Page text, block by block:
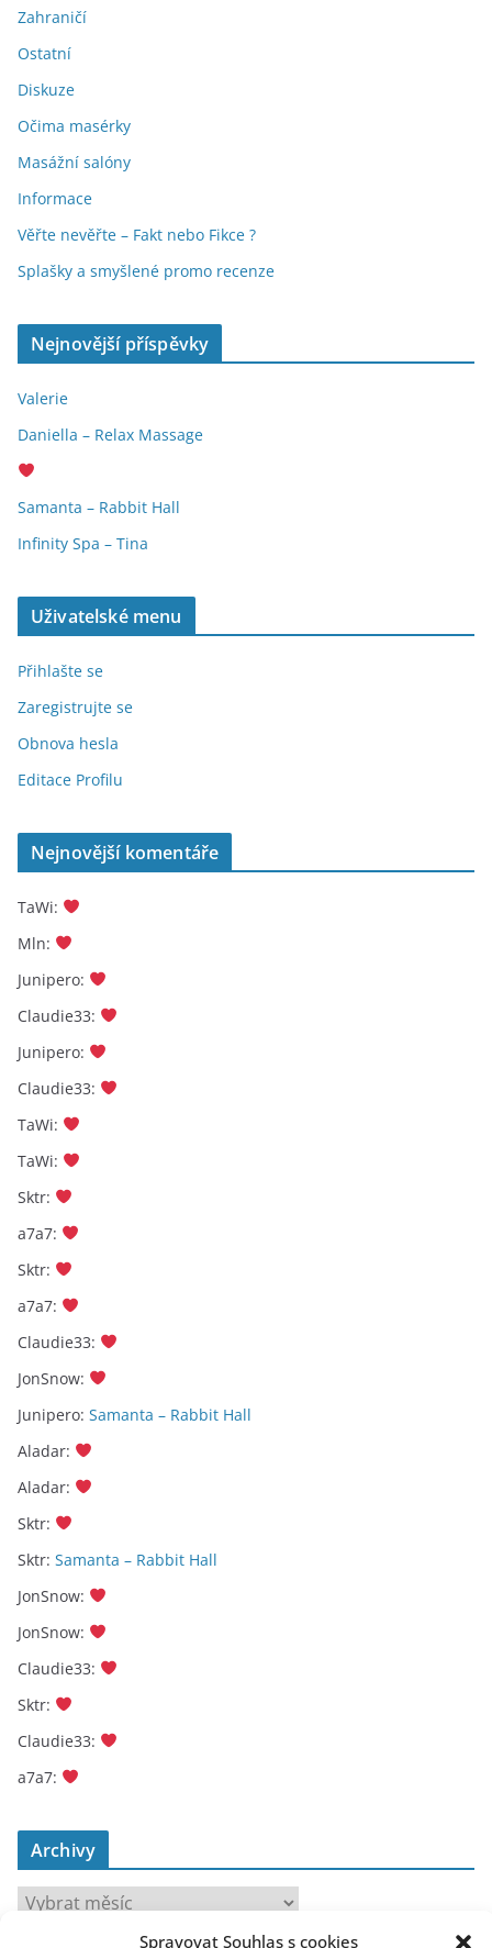
Spravovat Souhlas s cookies
Zahraničí
Ostatní
Diskuze
Očima masérky
Masážní salóny
Informace
Věřte nevěřte – Fakt nebo Fikce ?
Splašky a smyšlené promo recenze
Nejnovější příspěvky
Valerie
Daniella – Relax Massage
Samanta – Rabbit Hall
Infinity Spa – Tina
Uživatelské menu
Přihlašte se
Zaregistrujte se
Obnova hesla
Editace Profilu
Nejnovější komentáře
TaWi:
Mln:
Junipero:
Claudie33:
Junipero:
Claudie33:
TaWi:
TaWi:
Sktr:
a7a7:
Sktr:
a7a7:
Claudie33:
JonSnow:
Junipero: Samanta – Rabbit Hall
Aladar:
Aladar:
Sktr:
Sktr: Samanta – Rabbit Hall
JonSnow:
JonSnow:
Claudie33:
Sktr:
Claudie33:
a7a7:
Archivy
A